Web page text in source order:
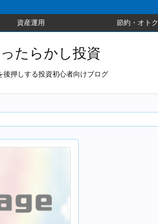
資産運用 節約・オトク
たらかし投資
押しする投資初心者向けブログ